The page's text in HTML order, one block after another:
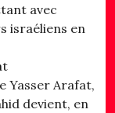
avec
israéliens en
Yasser Arafat,
devient, en